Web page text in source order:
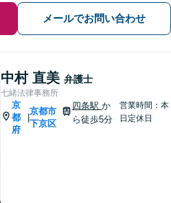
メールでお問い合わせ
中村 直美 弁護士
七緒法律事務所
京
都
府
京都市
下京区
四条駅 か
ら徒歩5分
営業時間：本
日定休日